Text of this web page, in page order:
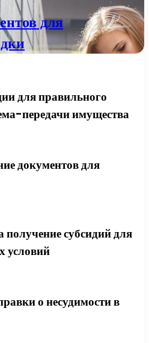
для
для правильного
передачи имущества
документов для
субсидий для
о несудимости в